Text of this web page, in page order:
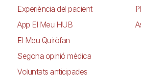
Experiència del pacient
App El Meu HUB
El Meu Quiròfan
Segona opinió mèdica
Voluntats anticipades